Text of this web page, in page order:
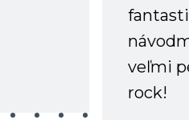
veľmi
rock!